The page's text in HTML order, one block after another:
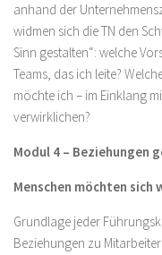
anhand der
widmen sich die TN den
Sinn gestalten“: welche
Teams, das ich leite?
möchte ich – im Einklang
verwirklichen?
Modul 4 – Beziehungen
Menschen möchten
Grundlage jeder
Beziehungen zu